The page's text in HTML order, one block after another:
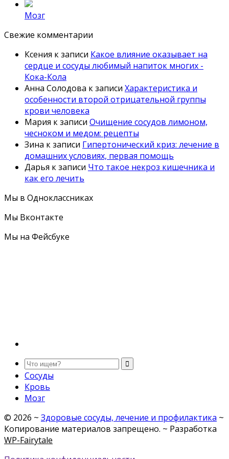
Мозг
Свежие комментарии
Ксения к записи Какое влияние оказывает на
сердце и сосуды любимый напиток многих -
Кока-Кола
Анна Солодова к записи Характеристика и
особенности второй отрицательной группы
крови человека
Мария к записи Очищение сосудов лимоном,
чесноком и медом: рецепты
Зина к записи Гипертонический криз: лечение в
домашних условиях, первая помощь
Дарья к записи Что такое некроз кишечника и
как его лечить
Мы в Одноклассниках
Мы Вконтакте
Мы на Фейсбуке
Сосуды
Кровь
Мозг
© 2026 ~ Здоровые сосуды, лечение и профилактика ~
Копирование материалов запрещено. ~ Разработка
WP-Fairytale